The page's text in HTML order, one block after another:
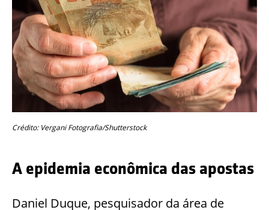
Crédito: Vergani Fotografia/Shutterstock
A epidemia econômica das apostas
Daniel Duque, pesquisador da área de